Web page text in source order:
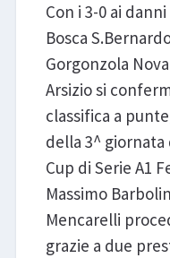
Con i 3-0 ai
Bosca
Gorgonzola
Arsizio si
classifica a
della 3^ giornata
Cup di Serie A1
Massimo
Mencarelli
grazie a due